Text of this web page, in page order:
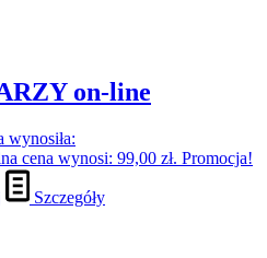
on-line
wynosiła:
cena wynosi: 99,00 zł. Promocja!
Szczegóły